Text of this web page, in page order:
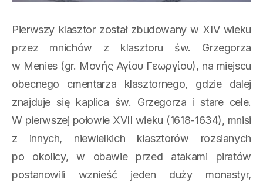
Pierwszy klasztor został zbudowany w XIV wieku
przez mnichów z klasztoru św. Grzegorza
w Menies (gr. Μονής Αγίου Γεωργίου), na miejscu
obecnego cmentarza klasztornego, gdzie dalej
znajduje się kaplica św. Grzegorza i stare cele.
W pierwszej połowie XVII wieku (1618-1634), mnisi
z innych, niewielkich klasztorów rozsianych
po okolicy, w obawie przed atakami piratów
postanowili wznieść jeden duży monastyr,